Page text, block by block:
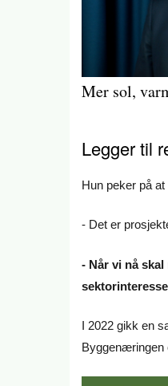
Mer sol,
Legger til
Hun peker på
- Det er
- Når vi nå
I 2022 gikk en
Byggenæringen